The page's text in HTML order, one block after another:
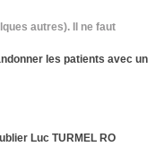
autres). Il ne faut
les patients avec un
Luc TURMEL RO